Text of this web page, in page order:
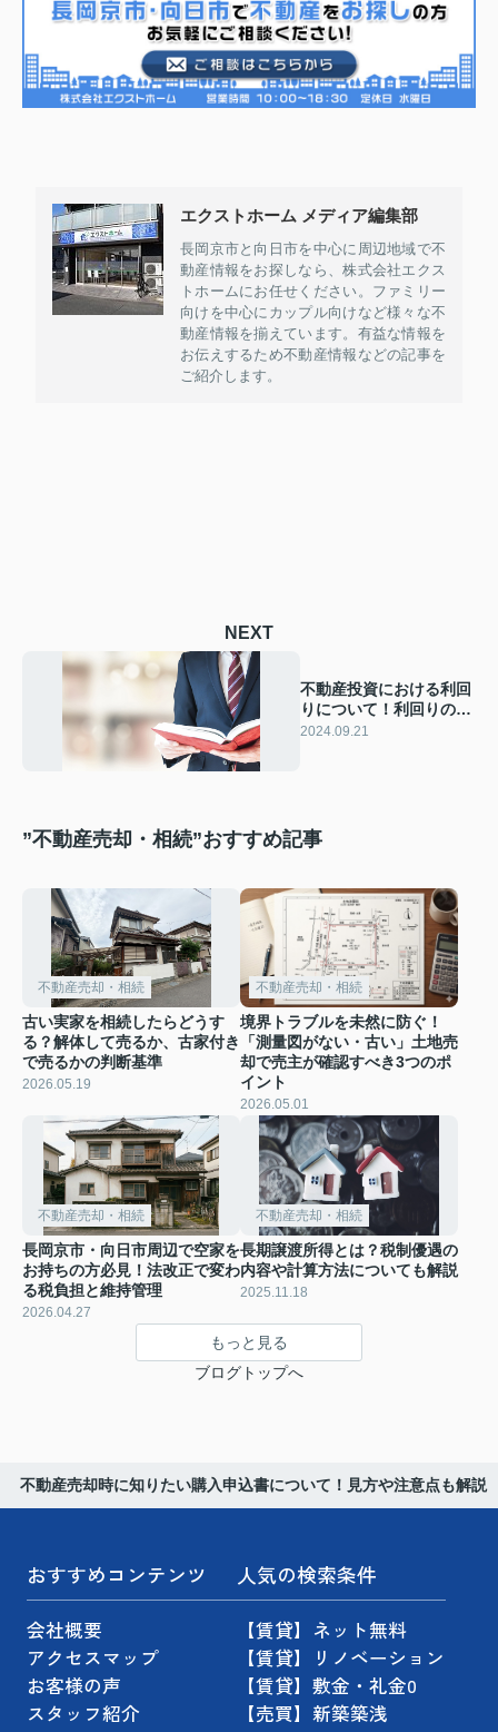
エクストホーム メディア編集部
長岡京市と向日市を中心に周辺地域で不
動産情報をお探しなら、株式会社エクス
トホームにお任せください。ファミリー
向けを中心にカップル向けなど様々な不
動産情報を揃えています。有益な情報を
お伝えするため不動産情報などの記事を
ご紹介します。
NEXT
不動産投資における利回
りについて！利回りの計
算方法もご紹介
2024.09.21
”不動産売却・相続”おすすめ記事
不動産売却・相続
古い実家を相続したらどうす
る？解体して売るか、古家付き
で売るかの判断基準
2026.05.19
不動産売却・相続
境界トラブルを未然に防ぐ！
「測量図がない・古い」土地売
却で売主が確認すべき3つのポ
イント
2026.05.01
不動産売却・相続
長岡京市・向日市周辺で空家を
お持ちの方必見！法改正で変わ
る税負担と維持管理
2026.04.27
不動産売却・相続
長期譲渡所得とは？税制優遇の
内容や計算方法についても解説
2025.11.18
もっと見る
ブログトップへ
不動産売却時に知りたい購入申込書について！見方や注意点も解説
おすすめコンテンツ
会社概要
アクセスマップ
お客様の声
スタッフ紹介
人気の検索条件
【賃貸】ネット無料
【賃貸】リノベーション
【賃貸】敷金・礼金0
【売買】新築築浅